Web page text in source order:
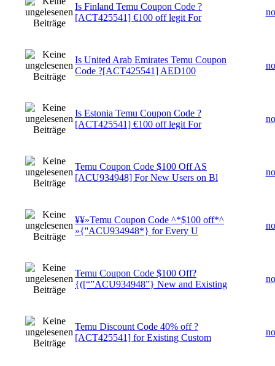
Is Finland Temu Coupon Code ?
[ACT425541] €100 off legit For
Is United Arab Emirates Temu Coupon
Code ?[ACT425541] AED100
Is Estonia Temu Coupon Code ?
[ACT425541] €100 off legit For
Temu Coupon Code $100 Off AS
[ACU934948] For New Users on Bl
¥¥»Temu Coupon Code ^*$100 off*^
»{''ACU934948*} for Every U
Temu Coupon Code $100 Off?
{([“”ACU934948”} New and Existing
Temu Discount Code 40% off ?
[ACT425541] for Existing Custom